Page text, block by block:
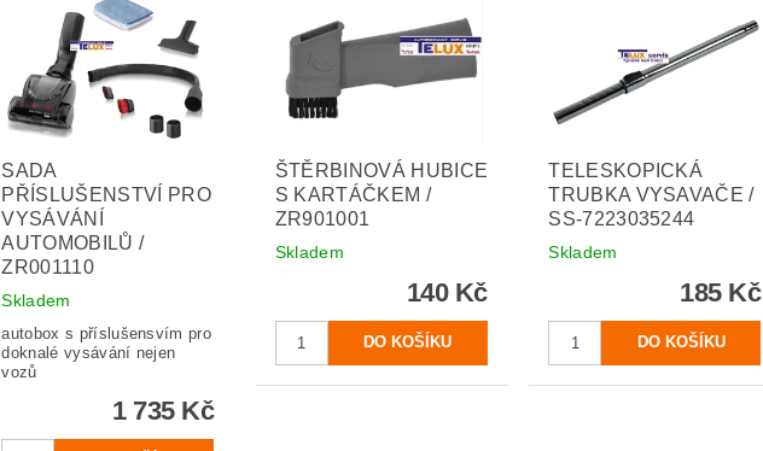
SADA
PŘÍSLUŠENSTVÍ PRO
VYSÁVÁNÍ
AUTOMOBILŮ /
ZR001110
Skladem
autobox s příslušensvím pro
doknalé vysávání nejen
vozů
1 735 Kč
ŠTĚRBINOVÁ HUBICE
S KARTÁČKEM /
ZR901001
Skladem
140 Kč
TELESKOPICKÁ
TRUBKA VYSAVAČE /
SS-7223035244
Skladem
185 Kč